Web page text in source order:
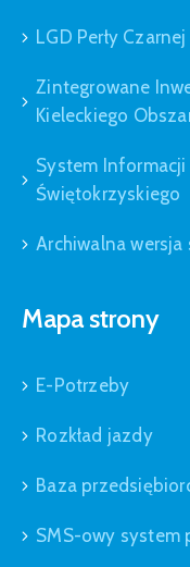
LGD Perły
Zintegrowane
Kieleckiego
System
Świętokrzyskiego
Archiwalna
Mapa strony
E-Potrzeby
Rozkład jazdy
Baza
SMS-owy system